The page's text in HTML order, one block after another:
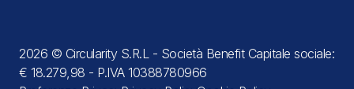
2026 © Circularity S.R.L - Società Benefit Capitale sociale:
€ 18.279,98 - P.IVA 10388780966